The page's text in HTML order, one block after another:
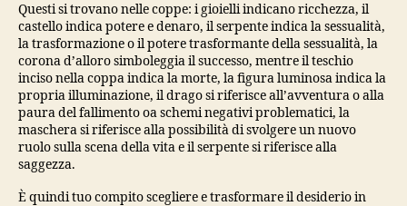
Questi si trovano nelle coppe: i gioielli indicano ricchezza, il
castello indica potere e denaro, il serpente indica la sessualità,
la trasformazione o il potere trasformante della sessualità, la
corona d’alloro simboleggia il successo, mentre il teschio
inciso nella coppa indica la morte, la figura luminosa indica la
propria illuminazione, il drago si riferisce all’avventura o alla
paura del fallimento oa schemi negativi problematici, la
maschera si riferisce alla possibilità di svolgere un nuovo
ruolo sulla scena della vita e il serpente si riferisce alla
saggezza.
È quindi tuo compito scegliere e trasformare il desiderio in